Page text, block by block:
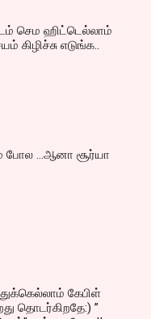
செம ஹிட்டெல்லாம்
கிழிச்சு எடுங்க..
போல ...ஆனா சூர்யா
கேபிள்
தொடர்கிறதே:) ”